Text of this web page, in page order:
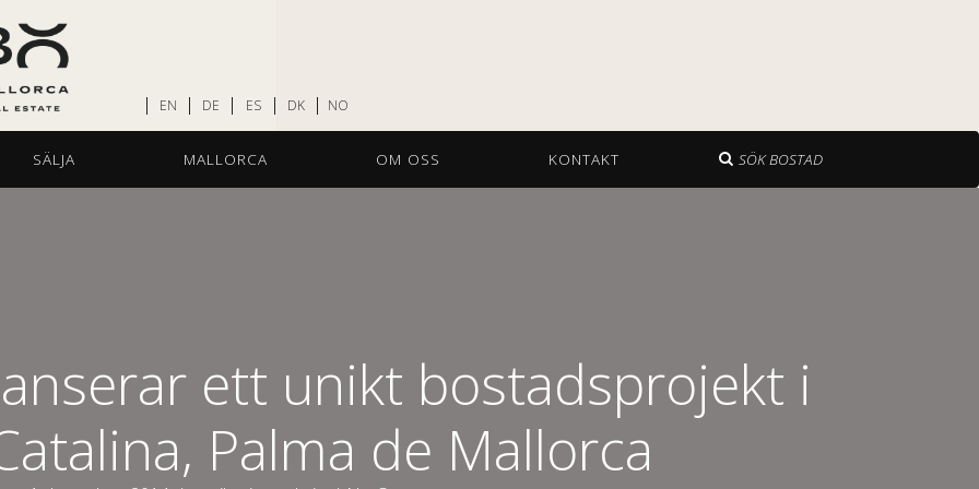
EN DE ES DK NO
SÄLJA MALLORCA OM OSS KONTAKT SÖK BOSTAD
ett unikt bostadsprojekt i
Palma de Mallorca